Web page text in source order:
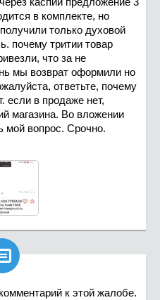
в комплекте, но
только духовой
почему тритии товар
что за не
мы возврат оформили но
ответьте, почему
если в продаже нет,
магазина. Во вложении
мой вопрос. Срочно.
к этой жалобе.